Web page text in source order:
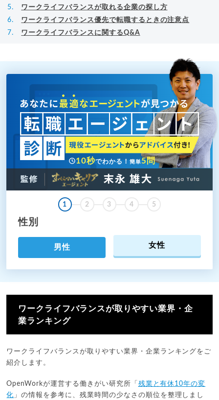
ワークライフバランスが取れる企業の探し方
ワークライフバランス優先で転職するときの注意点
ワークライフバランスに関するQ&A
10秒でわかる！簡単5問
1 2 3 4 5
性別
男性 女性
ワークライフバランスが取りやすい業界・企
業ランキング
ワークライフバランスが取りやすい業界・企業ランキングをご
紹介します。
OpenWorkが運営する働きがい研究所「 残業と有休10年の変
化 」の情報を参考に、残業時間の少なさの順位を整理しまし